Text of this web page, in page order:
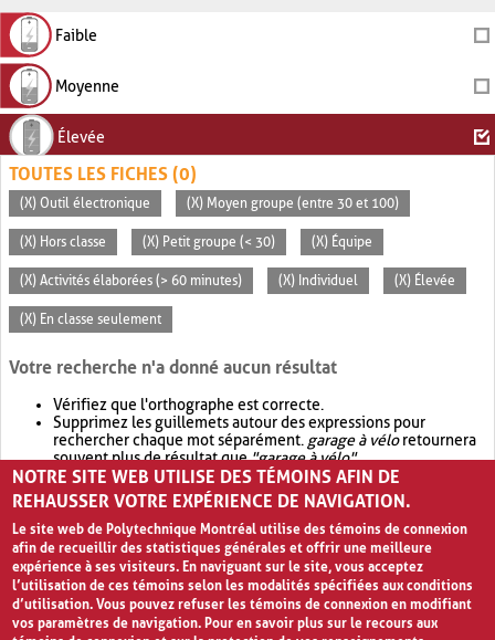
Faible
Moyenne
Élevée
TOUTES LES FICHES (0)
(X) Outil électronique (X) Moyen groupe (entre 30 et 100)
(X) Hors classe (X) Petit groupe (< 30) (X) Équipe
(X) Activités élaborées (> 60 minutes) (X) Individuel (X) Élevée
(X) En classe seulement
Votre recherche n'a donné aucun résultat
Vérifiez que l'orthographe est correcte.
Supprimez les guillemets autour des expressions pour
rechercher chaque mot séparément. garage à véloretournera
souvent plus de résultat que"garage à vélo".
Envisagez d'élargir votre recherche avec OR.garage OR vélo
retournera souvent plus de résultat quegarage à vélo
NOTRE SITE WEB UTILISE DES TÉMOINS AFIN DE
REHAUSSER VOTRE EXPÉRIENCE DE NAVIGATION.
Le site web de Polytechnique Montréal utilise des témoins de connexion
afin de recueillir des statistiques générales et offrir une meilleure
expérience à ses visiteurs. En naviguant sur le site, vous acceptez
l’utilisation de ces témoins selon les modalités spécifiées aux conditions
d’utilisation. Vous pouvez refuser les témoins de connexion en modifiant
vos paramètres de navigation. Pour en savoir plus sur le recours aux